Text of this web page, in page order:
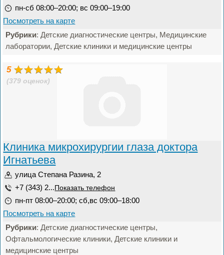
пн-сб 08:00–20:00; вс 09:00–19:00
Посмотреть на карте
Рубрики: Детские диагностические центры, Медицинские
лаборатории, Детские клиники и медицинские центры
5
(379 оценок)
Клиника микрохирургии глаза доктора
Игнатьева
улица Степана Разина, 2
+7 (343) 2... Показать телефон
пн-пт 08:00–20:00; сб,вс 09:00–18:00
Посмотреть на карте
Рубрики: Детские диагностические центры,
Офтальмологические клиники, Детские клиники и
медицинские центры